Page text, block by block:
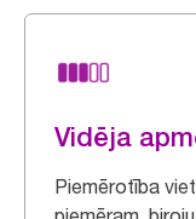
Vidēja
Piemērotība